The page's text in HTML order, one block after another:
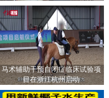
马术辅助干预自闭症临床试验项
目在浙江杭州启动